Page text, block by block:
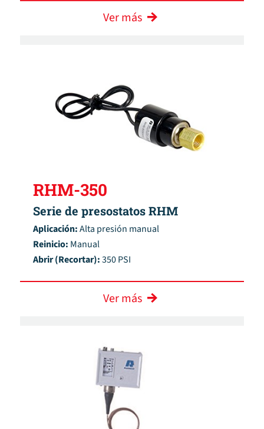
Ver más
RHM-350
Serie de presostatos RHM
Aplicación:Alta presión manual
Reinicio: Manual
Abrir (Recortar):350 PSI
Ver más